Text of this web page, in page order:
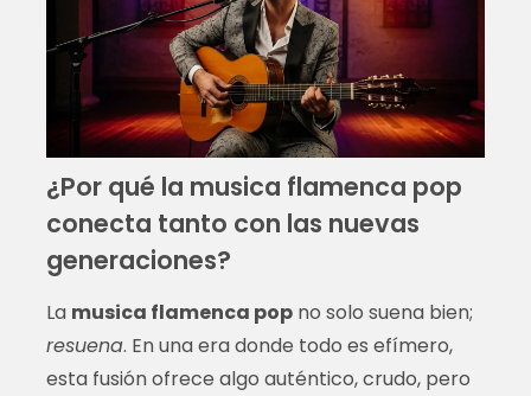
¿Por qué la musica flamenca pop
conecta tanto con las nuevas
generaciones?
La musica flamenca popno solo suena bien;
resuena. En una era donde todo es efímero,
esta fusión ofrece algo auténtico, crudo, pero